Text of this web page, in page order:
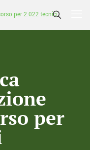
per